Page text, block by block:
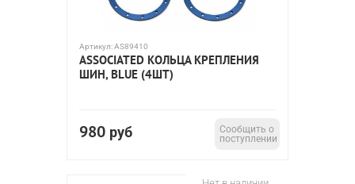
Артикул:AS89410
ASSOCIATED КОЛЬЦА КРЕПЛЕНИЯ
ШИН, BLUE (4ШТ)
980 руб
Сообщить о
поступлении